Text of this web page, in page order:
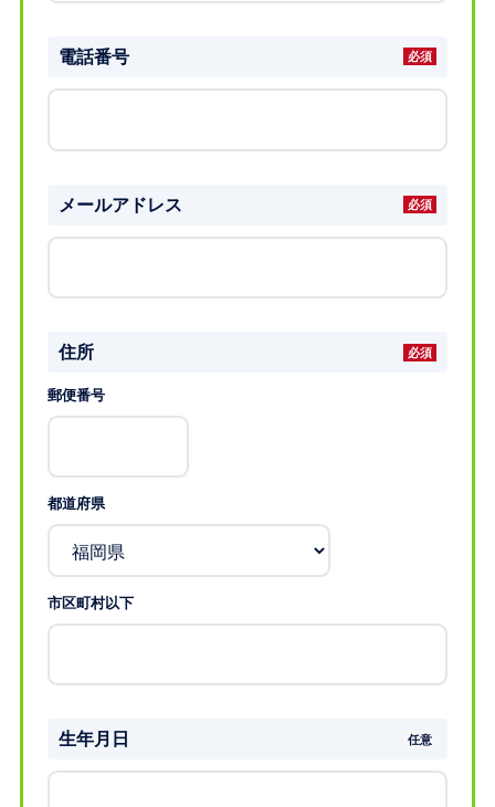
電話番号
メールアドレス
住所
郵便番号
都道府県
市区町村以下
生年月日